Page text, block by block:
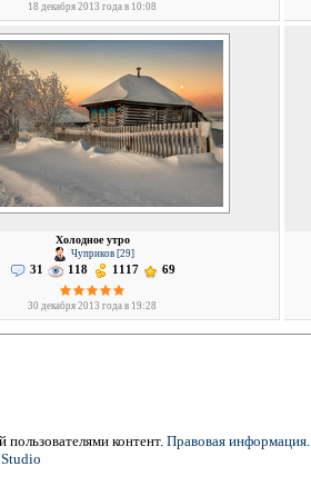
18 декабря 2013 года в 10:08
Холодное утро
Чуприков [29]
31 118 1117 69
30 декабря 2013 года в 19:28
контент.Правовая информация.